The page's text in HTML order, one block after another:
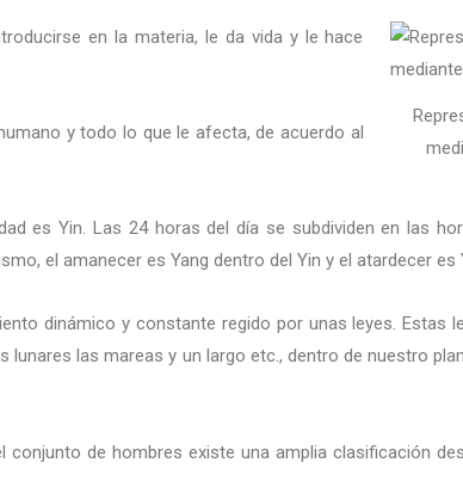
en la materia, le da vida y le hace
y todo lo que le afecta, de acuerdo al
es Yin. Las 24 horas del día se subdividen en las
el amanecer es Yang dentro del Yin y el atardecer es
dinámico y constante regido por unas leyes. Estas
las mareas y un largo etc., dentro de nuestro
de hombres existe una amplia clasificación